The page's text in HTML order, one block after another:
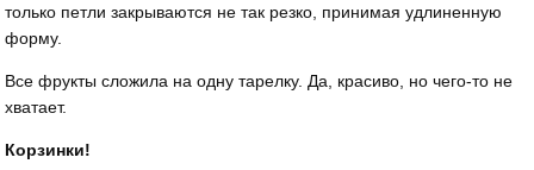
только петли закрываются не так резко, принимая удлиненную
форму.
Все фрукты сложила на одну тарелку. Да, красиво, но чего-то не
хватает.
Корзинки!